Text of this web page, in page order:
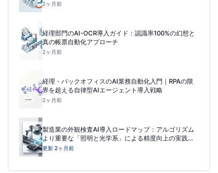
2ヶ月前
経理部門のAI-OCR導入ガイド：認識率100%の幻想と
真の帳票自動化アプローチ
2ヶ月前
経理・バックオフィスのAI業務自動化入門｜RPAの限
界を超える自律型AIエージェント導入戦略
2ヶ月前
製造業の外観検査AI導入ロードマップ：アルゴリズム
より重要な「照明と光学系」による精度向上の実践ア
プローチ
更新 2ヶ月前